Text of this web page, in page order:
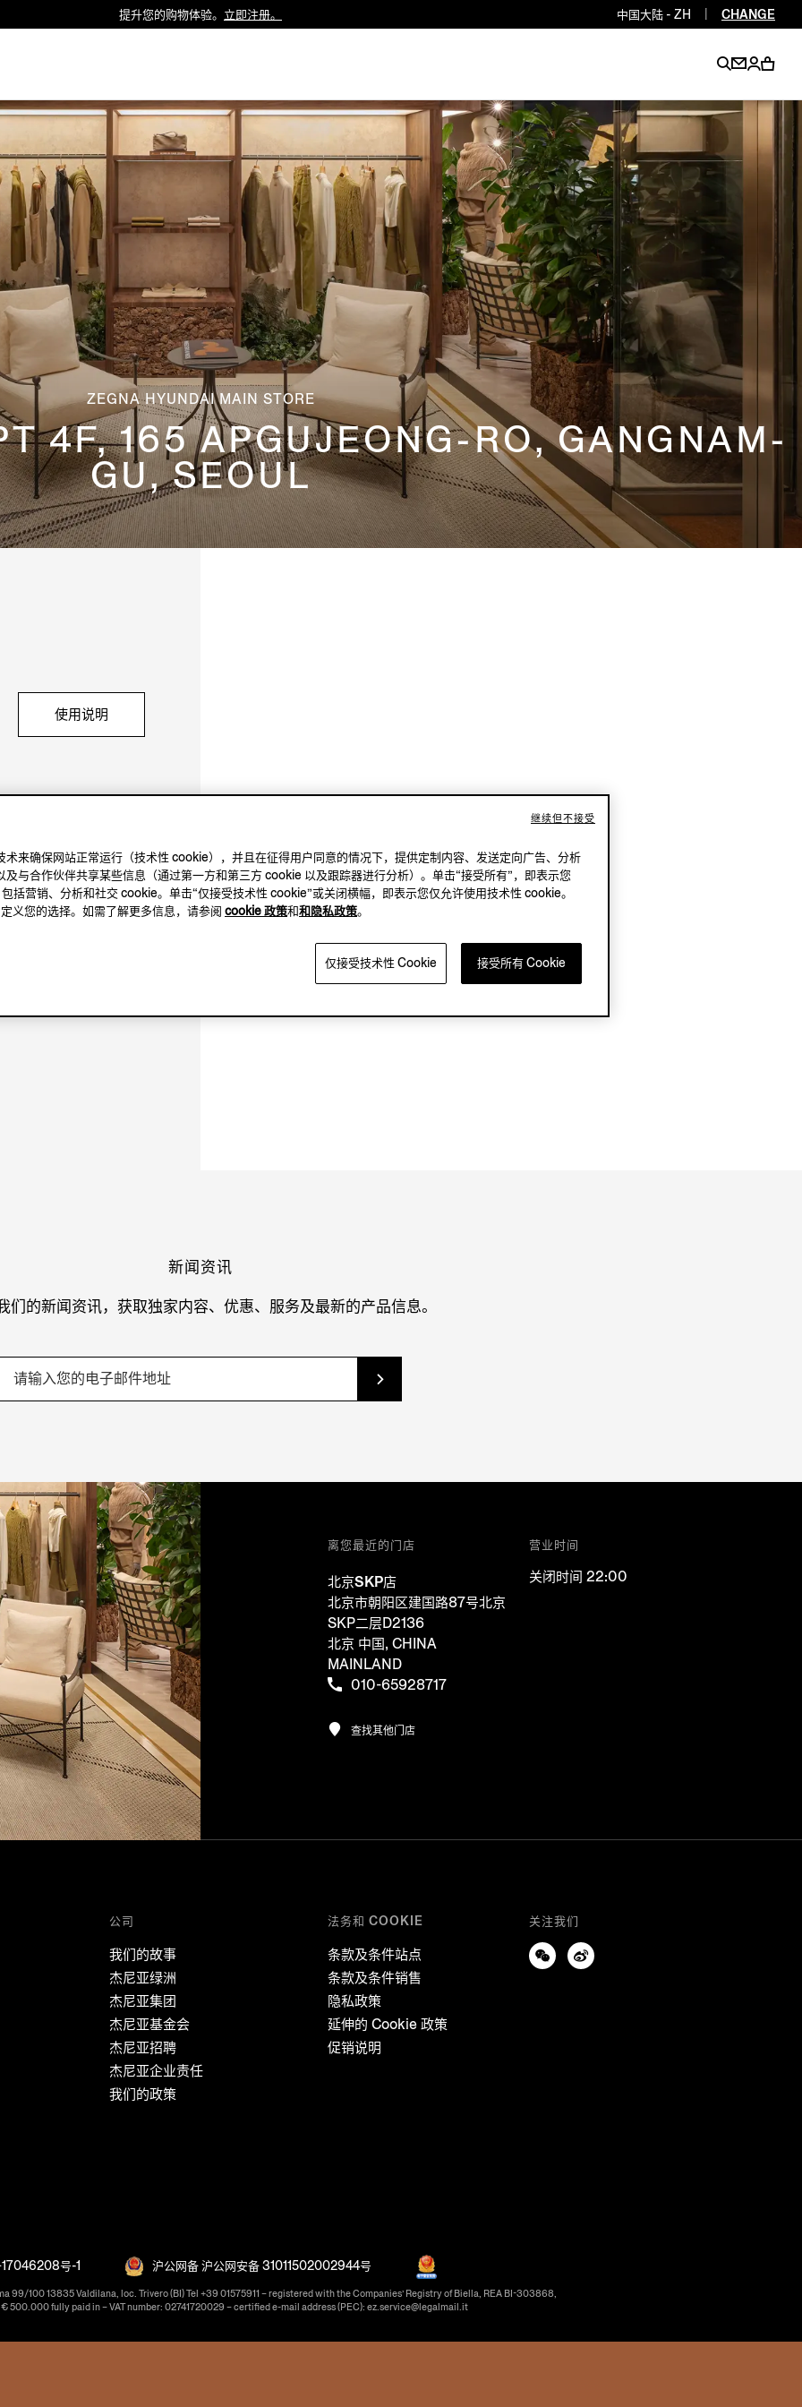
Luxembourg EN
EN
Poland
Portugal
Romania
Slovakia
Slovenia
Spain EN
Sweden
Switzerland DE
Turkey
United Kingdom
提升您的购物体验。 立即注册。 中国大陆 - ZH CHANGE
ZEGNA HYUNDAI MAIN STORE
4F, 165 APGUJEONG-RO, GANGNAM-
GU, SEOUL
使用说明
10.30-20.00
10.30-20.30
新闻资讯
们的新闻资讯，获取独家内容、优惠、服务及最新的产品信息。
离您最近的门店
北京SKP店
北京市朝阳区建国路87号北京
SKP二层D2136
北京 中国, CHINA
MAINLAND
010-65928717
营业时间
关闭时间 22:00
查找其他门店
公司
我们的故事
杰尼亚绿洲
杰尼亚集团
杰尼亚基金会
杰尼亚招聘
杰尼亚企业责任
我们的政策
法务和 COOKIE
条款及条件站点
条款及条件销售
隐私政策
延伸的 Cookie 政策
促销说明
关注我们
号-1 沪公网备 沪公网安备 31011502002944号
99/100 13835 Valdilana, loc. Trivero (BI) Tel +39 01575911 – registered with the Companies’ Registry of Biella, REA BI-303868,
500.000 fully paid in – VAT number: 02741720029 – certified e-mail address (PEC): ez.service@legalmail.it
来确保网站正常运行（技术性 cookie），并且在征得用户同意的情况下，提供定制内容、发送定向广告、分析
与合作伙伴共享某些信息（通过第一方和第三方 cookie 以及跟踪器进行分析）。单击“接受所有”，即表示您
括营销、分析和社交 cookie。单击“仅接受技术性 cookie”或关闭横幅，即表示您仅允许使用技术性 cookie。
义您的选择。如需了解更多信息，请参阅 cookie 政策和和隐私政策。
仅接受技术性 Cookie 接受所有 Cookie
继续但不接受